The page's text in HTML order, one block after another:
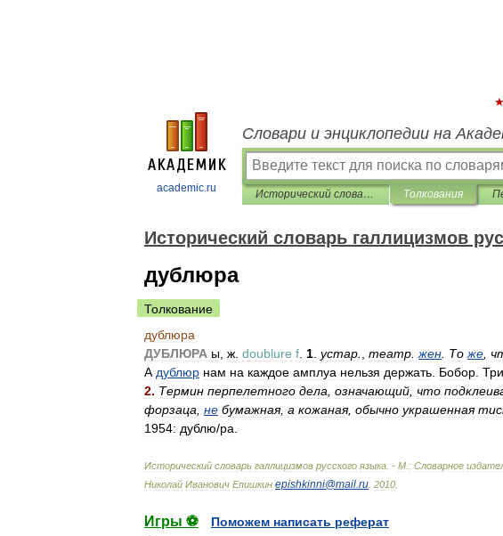
academic.ru
Словари и энциклопедии на
Исторический словарь галлицизмов русского языка Толкования
Исторический словарь галлицизмов
дублюра
Толкование
дублюра
ДУБЛЮРА ы ж doublure f 1 устар театр жен То же
А дублюр нам на каждое амплуа нельзя держать Бобор Три
2. Термин перпелетного дела означающий что
форзаца не бумажная, а кожаная, обычно украшенная
1954: дублю/ра
Исторический словарь галлицизмов русского языка . - М : Словарное
Николай Иванович Епишкин epishkinni@mail.ru 2010
Игры ⚽
Поможем написать реферат